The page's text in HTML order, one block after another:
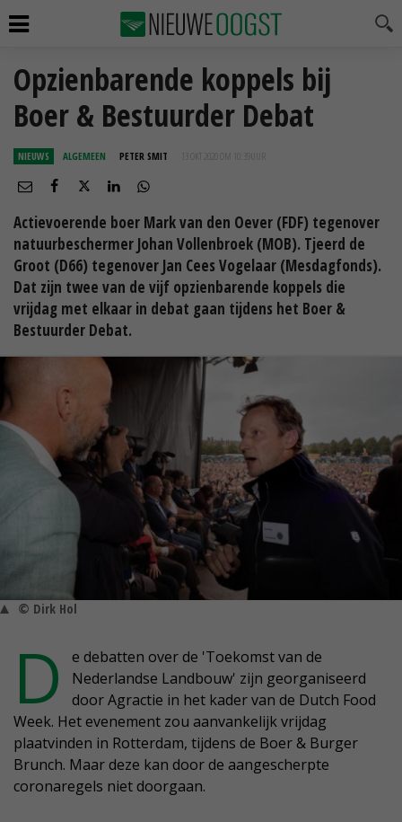
Opzienbarende koppels bij
Boer & Bestuurder Debat
NIEUWS ALGEMEEN PETER SMIT 13 OKT 2020 OM 10:39
Actievoerende boer Mark van den Oever (FDF) tegenover
natuurbeschermer Johan Vollenbroek (MOB). Tjeerd de
Groot (D66) tegenover Jan Cees Vogelaar (Mesdagfonds).
Dat zijn twee van de vijf opzienbarende koppels die
vrijdag met elkaar in debat gaan tijdens het Boer &
Bestuurder Debat.
© Dirk Hol
D
e debatten over de 'Toekomst van de
Nederlandse Landbouw' zijn georganiseerd
door Agractie in het kader van de Dutch Food
Week. Het evenement zou aanvankelijk vrijdag
plaatvinden in Rotterdam, tijdens de Boer & Burger
Brunch. Maar deze kan door de aangescherpte
coronaregels niet doorgaan.